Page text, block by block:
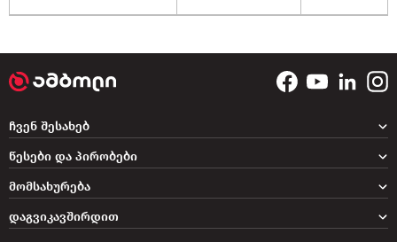
დაგვიკავშირდით
ჩვენ შესახებ
წესები და პირობები
მომსახურება